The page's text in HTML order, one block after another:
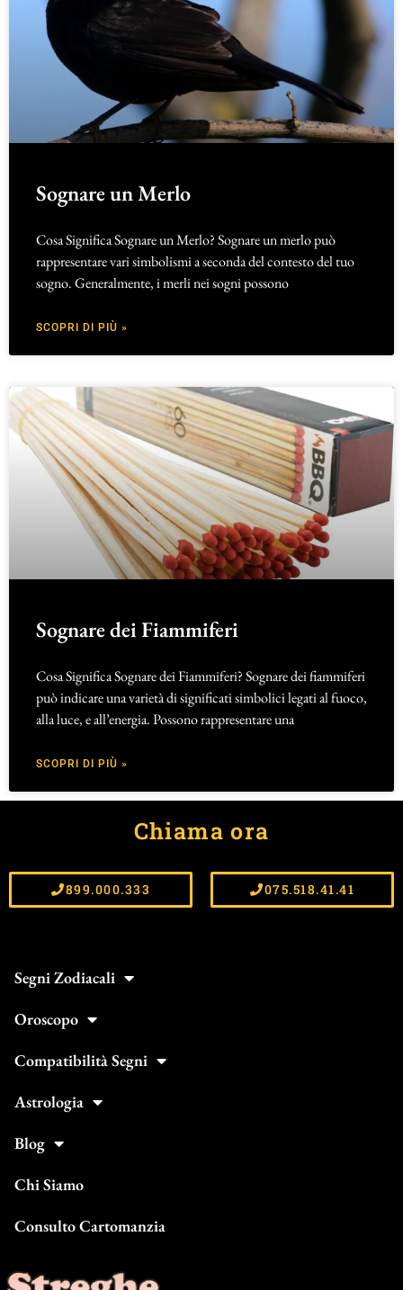
Sognare un Merlo
Cosa Significa Sognare un Merlo? Sognare un merlo può
rappresentare vari simbolismi a seconda del contesto del tuo
sogno. Generalmente, i merli nei sogni possono
SCOPRI DI PIÙ »
Sognare dei Fiammiferi
Cosa Significa Sognare dei Fiammiferi? Sognare dei fiammiferi
può indicare una varietà di significati simbolici legati al fuoco,
alla luce, e all’energia. Possono rappresentare una
SCOPRI DI PIÙ »
Chiama ora
899.000.333 075.518.41.41
Segni Zodiacali
Oroscopo
Compatibilità Segni
Astrologia
Blog
Chi Siamo
Consulto Cartomanzia